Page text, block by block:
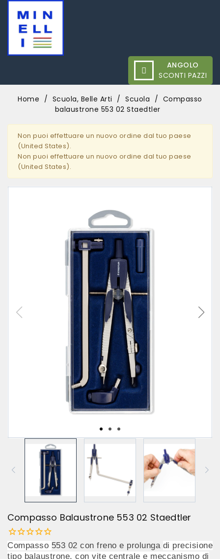
ANGOLO
SCONTI PAZZI
Home Scuola, Belle Arti Scuola
Compasso
balaustrone 553 02 Staedtler
Non puoi effettuare un nuovo ordine dal tuo paese
(United States).
Non puoi effettuare un nuovo ordine dal tuo paese
(United States).
Compasso Balaustrone 553 02 Staedtler
Compasso 553 02 con freno e prolunga di precisione
tipo balaustrone, con vite centrale e meccanismo di